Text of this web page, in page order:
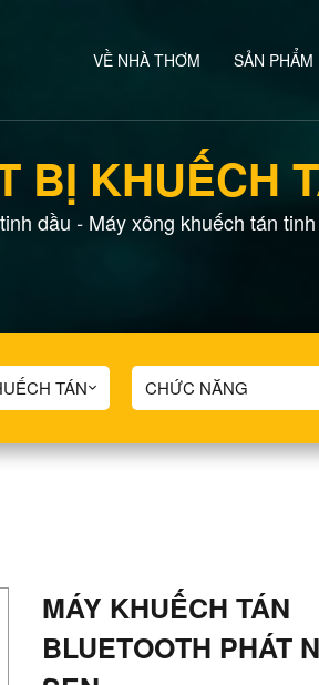
VỀ NHÀ THƠM SẢN PHẨM
BỊ KHUẾCH
dầu - Máy xông khuếch tán
TÁN CHỨC NĂNG
MÁY KHUẾCH TÁN
BLUETOOTH PHÁT